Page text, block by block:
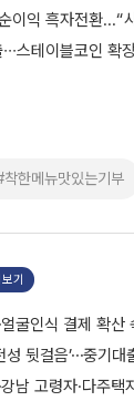
이익 흑자전환...“
스테이블코인 확
착한메뉴맛있는기부
기
굴인식 결제 확산
뒷걸음’⋯중기
고령자·다주택